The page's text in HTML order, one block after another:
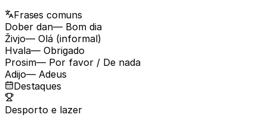
Frases comuns
Dober dan— Bom dia
Živjo— Olá (informal)
Hvala— Obrigado
Prosim— Por favor / De nada
Adijo— Adeus
Destaques
Desporto e lazer